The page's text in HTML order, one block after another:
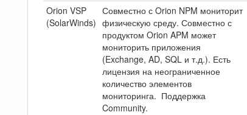
Orion VSP
(SolarWinds)
Совместно с Orion NPM мониторит
физическую среду. Совместно с
продуктом Orion APM может
мониторить приложения
(Exchange, AD, SQL и т.д.). Есть
лицензия на неограниченное
количество элементов
мониторинга. Поддержка
Community.